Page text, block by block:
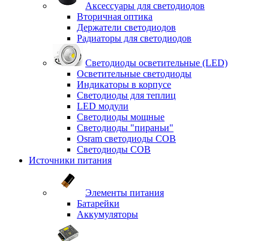
Аксессуары для светодиодов
Вторичная оптика
Держатели светодиодов
Радиаторы для светодиодов
Светодиоды осветительные (LED)
Осветительные светодиоды
Индикаторы в корпусе
Светодиоды для теплиц
LED модули
Светодиоды мощные
Светодиоды "пираньи"
Osram светодиоды COB
Светодиоды COB
Источники питания
Элементы питания
Батарейки
Аккумуляторы